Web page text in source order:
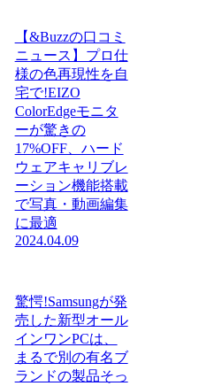
【&Buzzの口コミ
ニュース】プロ仕
様の色再現性を自
宅で!EIZO
ColorEdgeモニタ
ーが驚きの
17%OFF、ハード
ウェアキャリブレ
ーション機能搭載
で写真・動画編集
に最適
2024.04.09
驚愕!Samsungが発
売した新型オール
インワンPCは、
まるで別の有名ブ
ランドの製品そっ